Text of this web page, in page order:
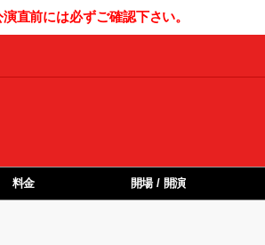
直前には必ずご確認下さい。
料金 開場 / 開演